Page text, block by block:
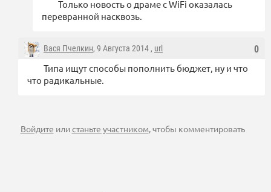
Только новость о драме с WiFi оказалась
перевранной насквозь.
0
Вася Пчелкин, 9 Августа 2014 , url
Типа ищут способы пополнить бюджет, ну и что
что радикальные.
Войдите илистаньте участником, чтобы комментировать